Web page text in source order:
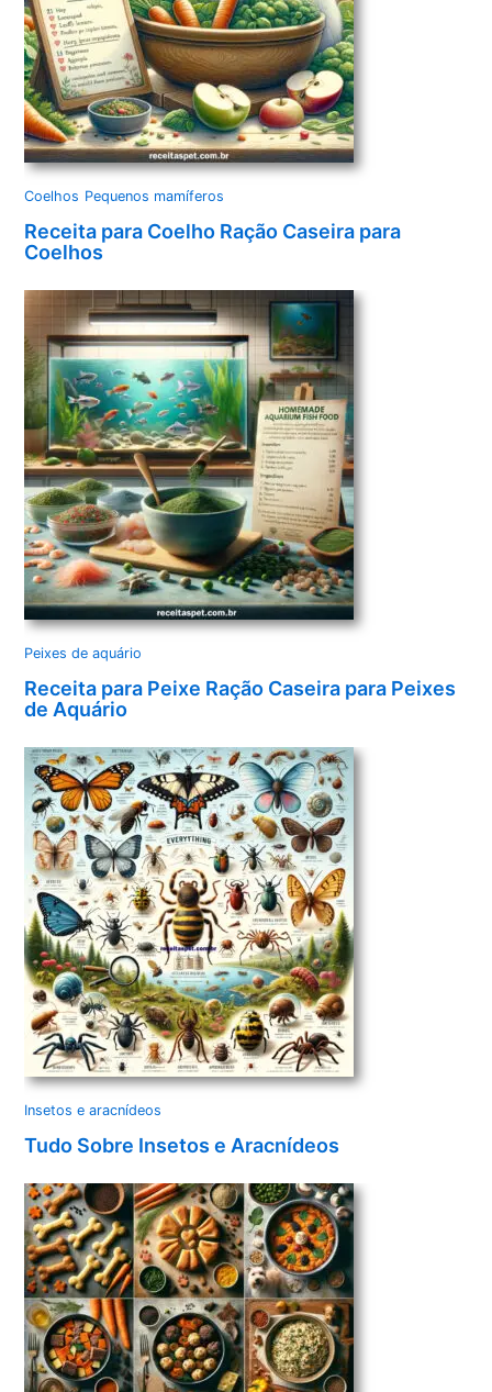
Coelhos Pequenos mamíferos
Receita para Coelho Ração Caseira para
Coelhos
Peixes de aquário
Receita para Peixe Ração Caseira para Peixes
de Aquário
Insetos e aracnídeos
Tudo Sobre Insetos e Aracnídeos